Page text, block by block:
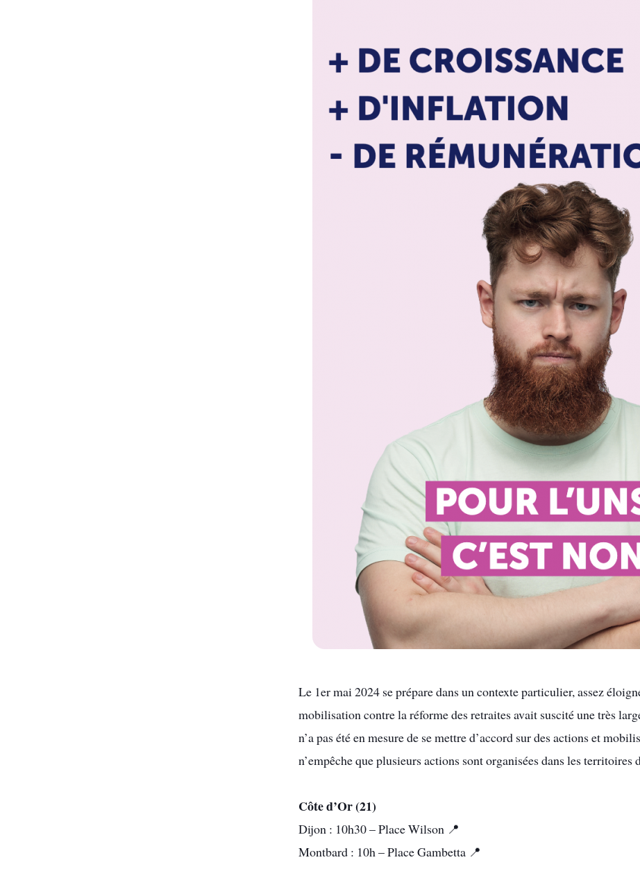
Le 1er mai 2024 se prépare dans un contexte particulier, assez
mobilisation contre la réforme des retraites avait suscité une très
n’a pas été en mesure de se mettre d’accord sur des actions et
n’empêche que plusieurs actions sont organisées dans les
Côte d’Or (21)
Dijon : 10h30 – Place Wilson 📍
Montbard : 10h – Place Gambetta 📍